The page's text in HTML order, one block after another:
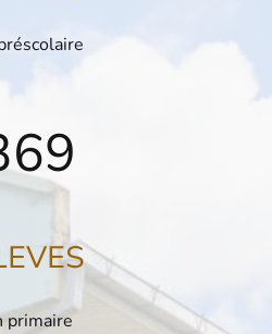
primaire